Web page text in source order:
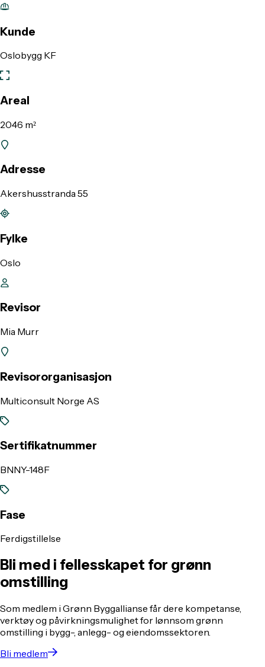
Kunde
Oslobygg KF
Areal
2046 m²
Adresse
Akershusstranda 55
Fylke
Oslo
Revisor
Mia Murr
Revisororganisasjon
Multiconsult Norge AS
Sertifikatnummer
BNNY-148F
Fase
Ferdigstillelse
Bli med i fellesskapet for grønn
omstilling
Som medlem i Grønn Byggallianse får dere kompetanse,
verktøy og påvirkningsmulighet for lønnsom grønn
omstilling i bygg-, anlegg- og eiendomssektoren.
Bli medlem